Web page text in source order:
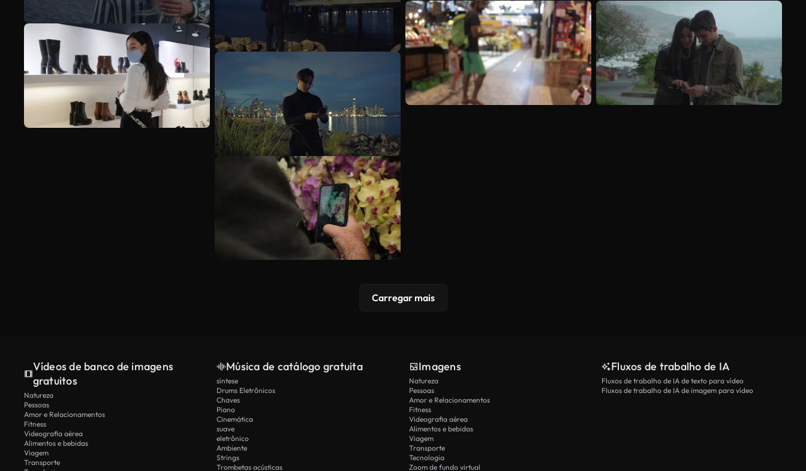
Carregar mais
Vídeos de banco de imagens
gratuitos
Natureza
Pessoas
Amor e Relacionamentos
Fitness
Videografia aérea
Alimentos e bebidas
Viagem
Transporte
Música de catálogo gratuita
síntese
Drums Eletrônicos
Chaves
Piano
Cinemática
suave
eletrônico
Ambiente
Strings
Trombetas acústicas
Imagens
Natureza
Pessoas
Amor e Relacionamentos
Fitness
Videografia aérea
Alimentos e bebidas
Viagem
Transporte
Tecnologia
Zoom de fundo virtual
Fluxos de trabalho de IA
Fluxos de trabalho de IA de texto para vídeo
Fluxos de trabalho de IA de imagem para vídeo